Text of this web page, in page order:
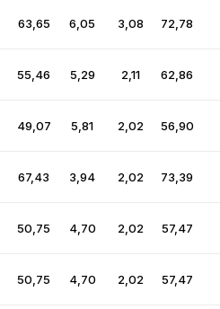
63,65 6,05 3,08 72,78
55,46 5,29 2,11 62,86
49,07 5,81 2,02 56,90
67,43 3,94 2,02 73,39
50,75 4,70 2,02 57,47
50,75 4,70 2,02 57,47